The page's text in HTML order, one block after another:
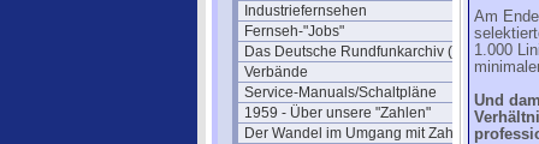
Industriefernsehen
Fernseh-"Jobs"
Das Deutsche Rundfunkarchiv (DRA)
Verbände
Service-Manuals/Schaltpläne
1959 - Über unsere "Zahlen"
Der Wandel im Umgang mit Zahlen
Am
1.000
Und